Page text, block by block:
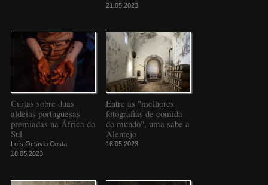
21.05.2023
Curtas sobre duas
aldeias portuguesas
premiadas na África do
Sul
Luís Octávio Costa
18.05.2023
Entre as "melhores
fotografias de comida
do mundo", uma sabe a
Alentejo
16.05.2023